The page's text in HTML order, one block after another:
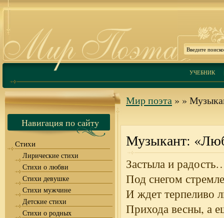
УЧЕБНИК
Навигация по сайту
Стихи
Лирические стихи
Стихи о любви
Стихи девушке
Стихи мужчине
Детские стихи
Стихи о родных
Мир поэта » »
Музыкант:
Застыла и
Под снегом
И ждет терпеливо
Прихода весны, а